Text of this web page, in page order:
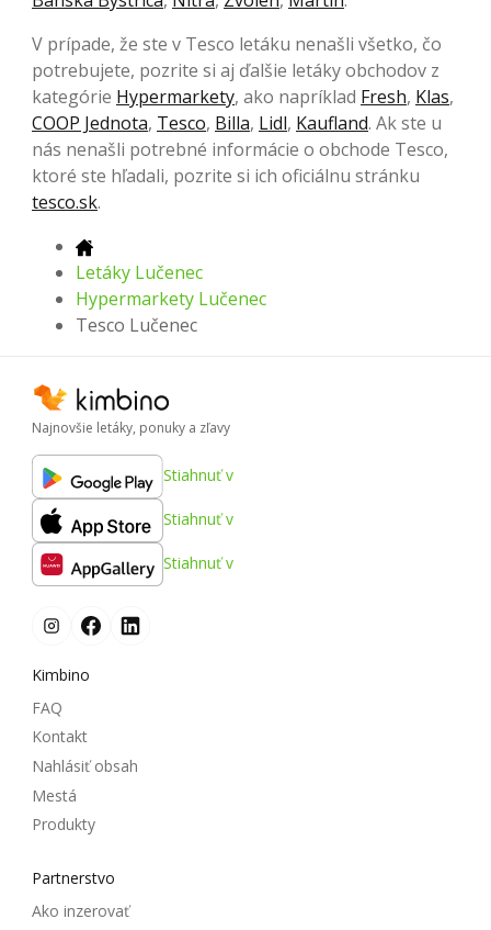
V prípade, že ste v Tesco letáku nenašli všetko, čo
potrebujete, pozrite si aj ďalšie letáky obchodov z
kategórie Hypermarkety, ako napríklad Fresh, Klas,
COOP Jednota, Tesco, Billa, Lidl, Kaufland. Ak ste u
nás nenašli potrebné informácie o obchode Tesco,
ktoré ste hľadali, pozrite si ich oficiálnu stránku
tesco.sk.
Letáky Lučenec
Hypermarkety Lučenec
Tesco Lučenec
Najnovšie letáky, ponuky a zľavy
Stiahnuť v
Stiahnuť v
Stiahnuť v
Kimbino
FAQ
Kontakt
Nahlásiť obsah
Mestá
Produkty
Partnerstvo
Ako inzerovať